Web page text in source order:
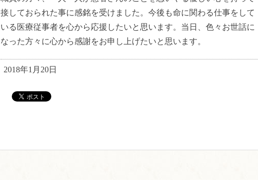
接しておられた事に感銘を受けました。今後も命に関わる仕事をして
いる医療従事者を心から応援したいと思います。当日、色々お世話に
なった方々に心から感謝をお申し上げたいと思います。
2018年1月20日